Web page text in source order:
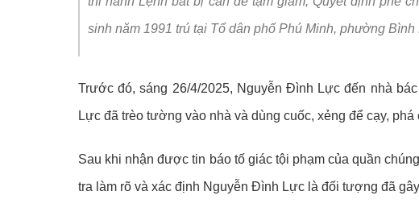
Chuyển đổi số và Đề án 06
Video clips
sinh năm 1991 trú tại Tổ dân phố Phú Minh, phường
Trước đó, sáng 26/4/2025, Nguyễn Đình Lực đến nhà
Lực đã trèo tường vào nhà và dùng cuốc, xẻng để cạy, phá
Sau khi nhận được tin báo tố giác tội phạm của quần
tra làm rõ và xác định Nguyễn Đình Lực là đối tượng đã